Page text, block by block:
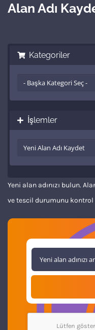
Alan Adı
Kategoriler
İşlemler
Yeni alan adınızı bulun.
ve tescil durumunu kontrol
Lütfen